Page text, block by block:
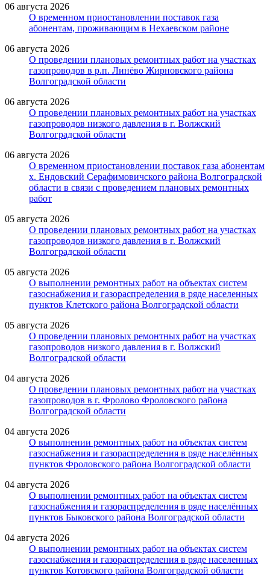
06 августа 2026
О временном приостановлении поставок газа
абонентам, проживающим в Нехаевском районе
06 августа 2026
О проведении плановых ремонтных работ на участках
газопроводов в р.п. Линёво Жирновского района
Волгоградской области
06 августа 2026
О проведении плановых ремонтных работ на участках
газопроводов низкого давления в г. Волжский
Волгоградской области
06 августа 2026
О временном приостановлении поставок газа абонентам
х. Ендовский Серафимовичского района Волгоградской
области в связи с проведением плановых ремонтных
работ
05 августа 2026
О проведении плановых ремонтных работ на участках
газопроводов низкого давления в г. Волжский
Волгоградской области
05 августа 2026
О выполнении ремонтных работ на объектах систем
газоснабжения и газораспределения в ряде населенных
пунктов Клетского района Волгоградской области
05 августа 2026
О проведении плановых ремонтных работ на участках
газопроводов низкого давления в г. Волжский
Волгоградской области
04 августа 2026
О проведении плановых ремонтных работ на участках
газопроводов в г. Фролово Фроловского района
Волгоградской области
04 августа 2026
О выполнении ремонтных работ на объектах систем
газоснабжения и газораспределения в ряде населённых
пунктов Фроловского района Волгоградской области
04 августа 2026
О выполнении ремонтных работ на объектах систем
газоснабжения и газораспределения в ряде населённых
пунктов Быковского района Волгоградской области
04 августа 2026
О выполнении ремонтных работ на объектах систем
газоснабжения и газораспределения в ряде населенных
пунктов Котовского района Волгоградской области